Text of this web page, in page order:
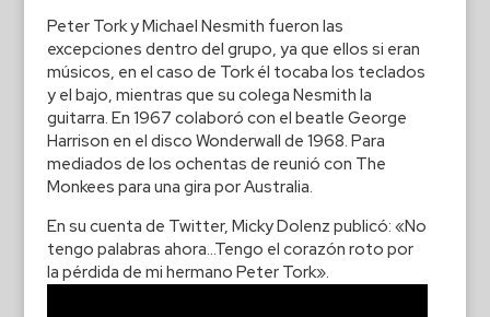
Peter Tork y Michael Nesmith fueron las
excepciones dentro del grupo, ya que ellos si eran
músicos, en el caso de Tork él tocaba los teclados
y el bajo, mientras que su colega Nesmith la
guitarra. En 1967 colaboró con el beatle George
Harrison en el disco Wonderwall de 1968. Para
mediados de los ochentas de reunió con The
Monkees para una gira por Australia.
En su cuenta de Twitter, Micky Dolenz publicó: «No
tengo palabras ahora…Tengo el corazón roto por
la pérdida de mi hermano Peter Tork».